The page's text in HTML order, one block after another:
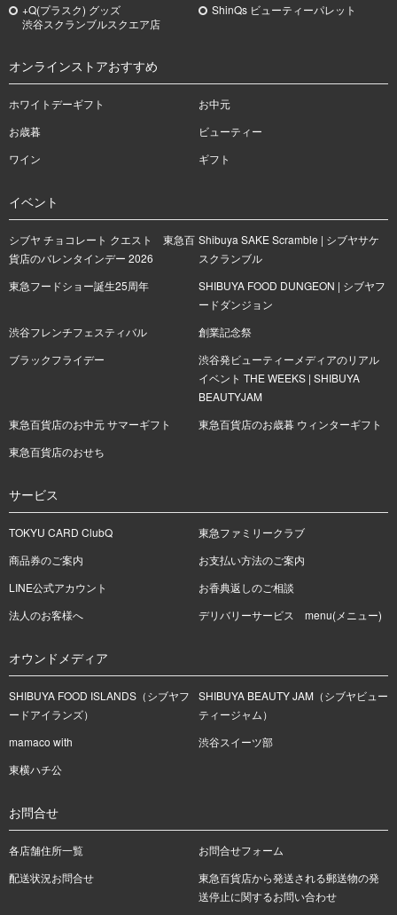
+Q(プラスク) グッズ
渋谷スクランブルスクエア店
ShinQs ビューティーパレット
オンラインストアおすすめ
ホワイトデーギフト
お中元
お歳暮
ビューティー
ワイン
ギフト
イベント
シブヤ チョコレート クエスト 東急百
貨店のバレンタインデー 2026
Shibuya SAKE Scramble | シブヤサケ
スクランブル
東急フードショー誕生25周年
SHIBUYA FOOD DUNGEON | シブヤフ
ードダンジョン
渋谷フレンチフェスティバル
創業記念祭
ブラックフライデー
渋谷発ビューティーメディアのリアル
イベント THE WEEKS | SHIBUYA
BEAUTYJAM
東急百貨店のお中元 サマーギフト
東急百貨店のお歳暮 ウィンターギフト
東急百貨店のおせち
サービス
TOKYU CARD ClubQ
東急ファミリークラブ
商品券のご案内
お支払い方法のご案内
LINE公式アカウント
お香典返しのご相談
法人のお客様へ
デリバリーサービス menu(メニュー)
オウンドメディア
SHIBUYA FOOD ISLANDS（シブヤフ
ードアイランズ）
SHIBUYA BEAUTY JAM（シブヤビュー
ティージャム）
mamaco with
渋谷スイーツ部
東横ハチ公
お問合せ
各店舗住所一覧
お問合せフォーム
配送状況お問合せ
東急百貨店から発送される郵送物の発
送停止に関するお問い合わせ